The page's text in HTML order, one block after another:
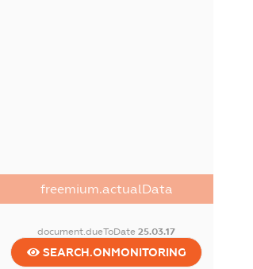
freemium.actualData
document.dueToDate25.03.17
SEARCH.ONMONITORING